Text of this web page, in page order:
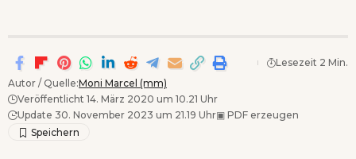
Autor / Quelle:Moni Marcel (mm)
Veröffentlicht 14. März 2020 um 10.21 Uhr
Update 30. November 2023 um 21.19 Uhr▣ PDF erzeugen
Lesezeit 2 Min.